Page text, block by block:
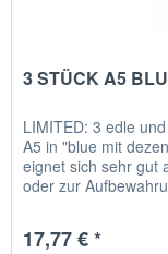
3 STÜCK A5
LIMITED: 3 edle
A5 in "blue mit
eignet sich sehr gut
oder zur
17,77 € *